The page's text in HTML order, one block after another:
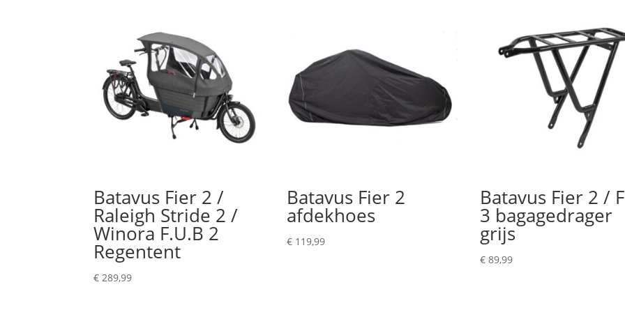
Batavus Fier 2 /
Raleigh Stride 2 /
Winora F.U.B 2
Regentent
€ 289,99
Batavus Fier 2
afdekhoes
€ 119,99
Batavus Fier 2 /
3 bagagedrager
grijs
€ 89,99